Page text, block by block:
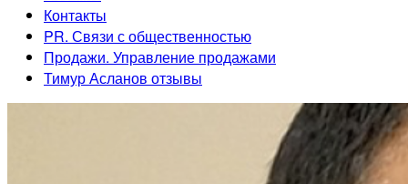
Контакты
PR. Связи с общественностью
Продажи. Управление продажами
Тимур Асланов отзывы